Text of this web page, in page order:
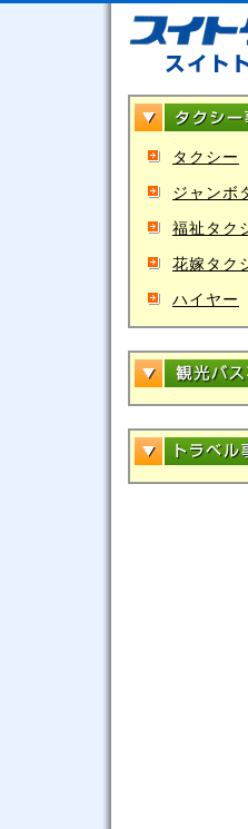
タクシー
ジャンボ
福祉タク
花嫁タク
ハイヤー